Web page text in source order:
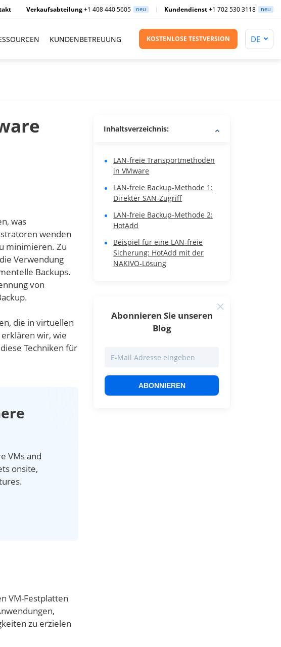
Verkaufsabteilung+1 408 440 5605 neu Kundendienst+1 702 530 3118 neu
KUNDENBETREUUNG KOSTENLOSE TESTVERSION
was
wenden
minimieren. Zu
Verwendung
Backups.
von
die in virtuellen
wir, wie
Techniken für
VMs and
onsite,
VM-Festplatten
zu erzielen
Inhaltsverzeichnis:
LAN-freie Transportmethoden
in VMware
LAN-freie Backup-Methode 1:
Direkter SAN-Zugriff
LAN-freie Backup-Methode 2:
HotAdd
Beispiel für eine LAN-freie
Sicherung: HotAdd mit der
NAKIVO-Lösung
Abonnieren Sie unseren
Blog
ABONNIEREN